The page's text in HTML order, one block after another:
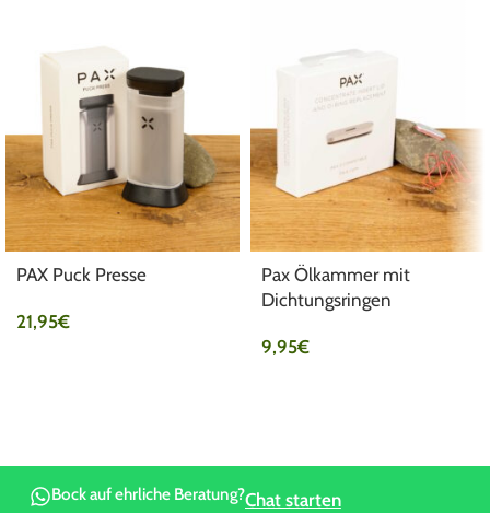
PAX Puck Presse
21,95€
Pax Ölkammer mit
Dichtungsringen
9,95€
Bock auf ehrliche Beratung?Chat starten